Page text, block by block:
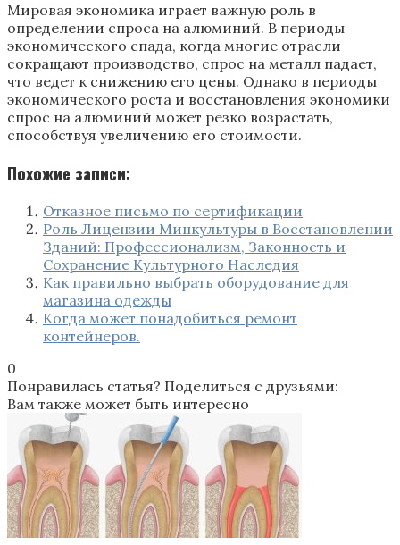
Мировая экономика играет важную роль в
определении спроса на алюминий. В периоды
экономического спада, когда многие отрасли
сокращают производство, спрос на металл падает,
что ведет к снижению его цены. Однако в периоды
экономического роста и восстановления экономики
спрос на алюминий может резко возрастать,
способствуя увеличению его стоимости.
Похожие записи:
Отказное письмо по сертификации
Роль Лицензии Минкультуры в Восстановлении
Зданий: Профессионализм, Законность и
Сохранение Культурного Наследия
Как правильно выбрать оборудование для
магазина одежды
Когда может понадобиться ремонт
контейнеров.
0
Понравилась статья? Поделиться с друзьями:
Вам также может быть интересно